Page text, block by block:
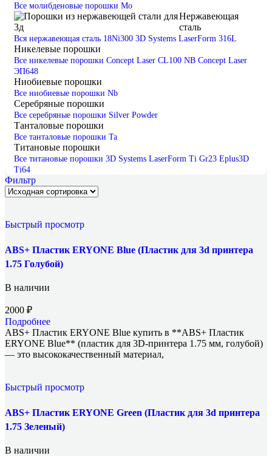
Все молибденовые порошки Mo
Нержавеющая
сталь
Вся нержавеющая сталь 18Ni300 3D Systems LaserForm 316L
Никелевые порошки
Все никелевые порошки Concept Laser CL100 NB Concept Laser
ЭП648
Ниобиевые порошки
Все ниобиевые порошки Nb
Серебряные порошки
Все серебряные порошки Silver Powder
Танталовые порошки
Все танталовые порошки Ta
Титановые порошки
Все титановые порошки 3D Systems LaserForm Ti Gr23 Eplus3D
Ti64
Фильтр
Быстрый просмотр
ABS+ Пластик ERYONE Blue (Пластик для 3d принтера
1.75 Голубой)
В наличии
2000 ₽
Подробнее
ABS+ Пластик ERYONE Blue купить в **ABS+ Пластик
ERYONE Blue** (пластик для 3D-принтера 1.75 мм, голубой)
— это высококачественный материал,
Быстрый просмотр
ABS+ Пластик ERYONE Green (Пластик для 3d принтера
1.75 Зеленый)
В наличии